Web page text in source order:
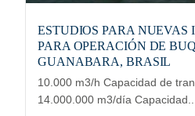
ESTUDIOS PARA NUEVAS
PARA OPERACIÓN DE
GUANABARA, BRASIL
10.000 m3/h Capacidad de
14.000.000 m3/día Capacidad...